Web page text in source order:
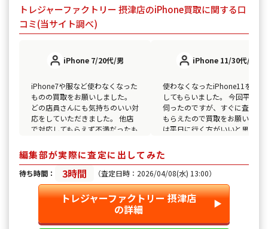
トレジャーファクトリー 摂津店のiPhone買取に関する口
コミ(当サイト調べ)
iPhone 7/20代/男
iPhone7や服など使わなくなった
ものの買取をお願いしました。
どの店員さんにも気持ちのいい対
応をしていただきました。 他店
で対応してもらえず不満だったも
ちんと値段をつけてもらえてあり
がたかったです。
iPhone 11/30代/男
使わなくなったiPhone11を買取
してもらいました。 今回平日に
伺ったのですが、すぐに査定し
もらえたので買取をお願いする
は平日に行く方がいいと思いま
ただけました。
編集部が実際に査定に出してみた
待ち時間： 3時間 （査定日時：2026/04/08(水) 13:00）
トレジャーファクトリー 摂津店
の詳細 ▶︎